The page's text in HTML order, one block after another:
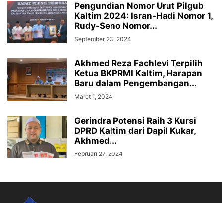
Pengundian Nomor Urut Pilgub
Kaltim 2024: Isran-Hadi Nomor 1,
Rudy-Seno Nomor...
September 23, 2024
Akhmed Reza Fachlevi Terpilih
Ketua BKPRMI Kaltim, Harapan
Baru dalam Pengembangan...
Maret 1, 2024
Gerindra Potensi Raih 3 Kursi
DPRD Kaltim dari Dapil Kukar,
Akhmed...
Februari 27, 2024